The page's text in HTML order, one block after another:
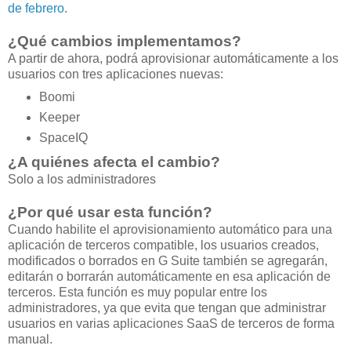
de febrero.
¿Qué cambios implementamos?
A partir de ahora, podrá aprovisionar automáticamente a los
usuarios con tres aplicaciones nuevas:
Boomi
Keeper
SpaceIQ
¿A quiénes afecta el cambio?
Solo a los administradores
¿Por qué usar esta función?
Cuando habilite el aprovisionamiento automático para una
aplicación de terceros compatible, los usuarios creados,
modificados o borrados en G Suite también se agregarán,
editarán o borrarán automáticamente en esa aplicación de
terceros. Esta función es muy popular entre los
administradores, ya que evita que tengan que administrar
usuarios en varias aplicaciones SaaS de terceros de forma
manual.